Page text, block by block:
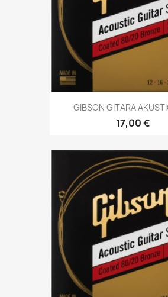
GIBSON GITARA
17,00 €